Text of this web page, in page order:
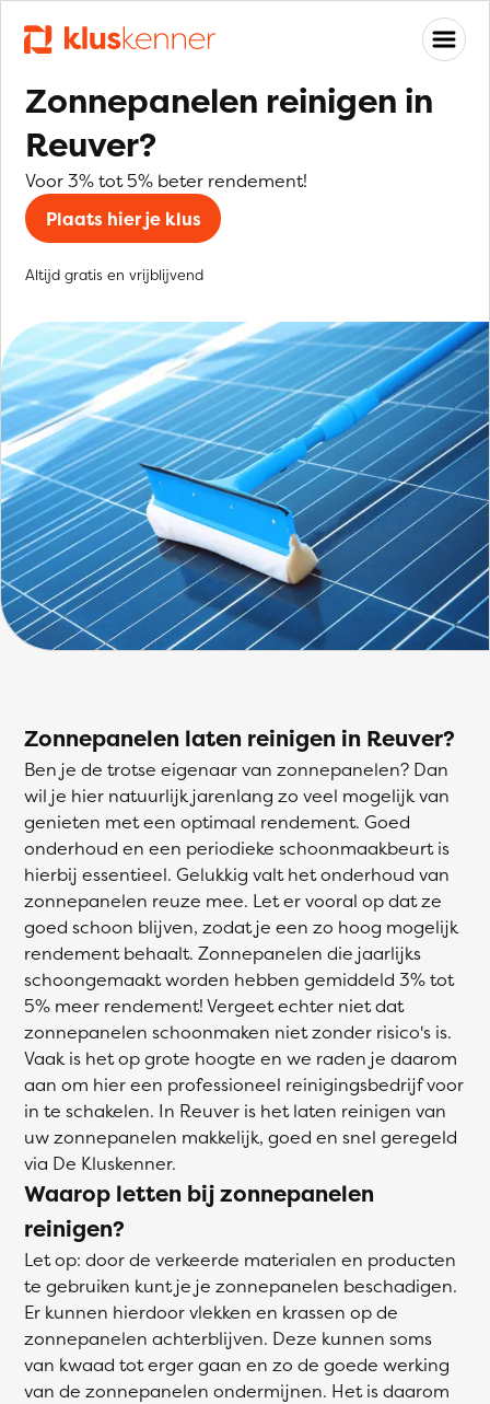
Zonnepanelen reinigen in
Reuver?
Voor 3% tot 5% beter rendement!
Plaats hier je klus
Altijd gratis en vrijblijvend
Zonnepanelen laten reinigen in Reuver?
Ben je de trotse eigenaar van zonnepanelen? Dan
wil je hier natuurlijk jarenlang zo veel mogelijk van
genieten met een optimaal rendement. Goed
onderhoud en een periodieke schoonmaakbeurt is
hierbij essentieel. Gelukkig valt het onderhoud van
zonnepanelen reuze mee. Let er vooral op dat ze
goed schoon blijven, zodat je een zo hoog mogelijk
rendement behaalt. Zonnepanelen die jaarlijks
schoongemaakt worden hebben gemiddeld 3% tot
5% meer rendement! Vergeet echter niet dat
zonnepanelen schoonmaken niet zonder risico's is.
Vaak is het op grote hoogte en we raden je daarom
aan om hier een professioneel reinigingsbedrijf voor
in te schakelen. In Reuver is het laten reinigen van
uw zonnepanelen makkelijk, goed en snel geregeld
via De Kluskenner.
Waarop letten bij zonnepanelen
reinigen?
Let op: door de verkeerde materialen en producten
te gebruiken kunt je je zonnepanelen beschadigen.
Er kunnen hierdoor vlekken en krassen op de
zonnepanelen achterblijven. Deze kunnen soms
van kwaad tot erger gaan en zo de goede werking
van de zonnepanelen ondermijnen. Het is daarom